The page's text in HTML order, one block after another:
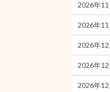
2026年
2026年
2026年
2026年
2026年